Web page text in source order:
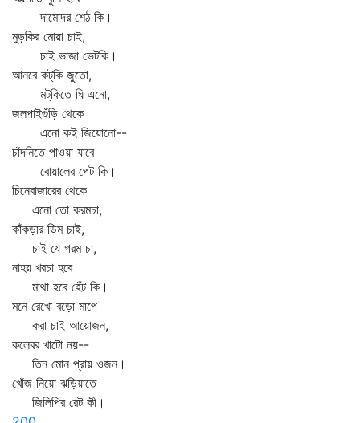
দামোদর শেঠ কি।
মুড়কির মোয়া চাই,
চাই ভাজা ভেটকি।
আনবে কট্‌কি জুতো,
মট্‌কিতে ঘি এনো,
জলপাইগুঁড়ি থেকে
এনো কই জিয়োনো--
চাঁদনিতে পাওয়া যাবে
বোয়ালের পেট কি।
চিনেবাজারের থেকে
এনো তো করমচা,
কাঁকড়ার ডিম চাই,
চাই যে গরম চা,
নাহয় খরচা হবে
মাথা হবে হেঁট কি।
মনে রেখো বড়ো মাপে
করা চাই আয়োজন,
কলেবর খাটো নয়--
তিন মোন প্রায় ওজন।
খোঁজ নিয়ো ঝড়িয়াতে
জিলিপির রেট কী।